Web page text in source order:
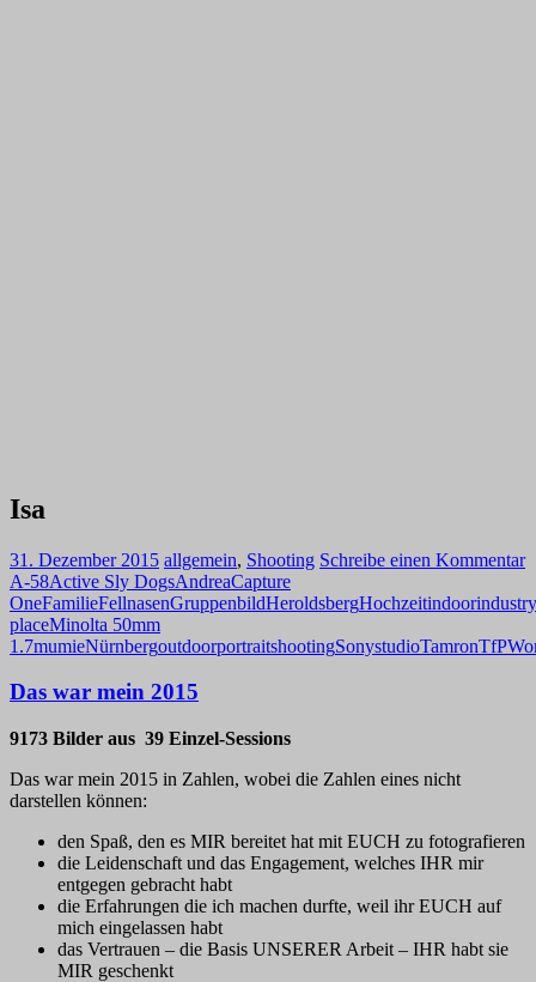
Isa
31. Dezember 2015 allgemein, Shooting Schreibe einen Kommentar
A-58Active Sly DogsAndreaCapture
OneFamilieFellnasenGruppenbildHeroldsbergHochzeitindoorindustry
placeMinolta 50mm
1.7mumieNürnbergoutdoorportraitshootingSonystudioTamronTfP
Das war mein 2015
9173 Bilder aus 39 Einzel-Sessions
Das war mein 2015 in Zahlen, wobei die Zahlen eines nicht
darstellen können:
den Spaß, den es MIR bereitet hat mit EUCH zu fotografieren
die Leidenschaft und das Engagement, welches IHR mir
entgegen gebracht habt
die Erfahrungen die ich machen durfte, weil ihr EUCH auf
mich eingelassen habt
das Vertrauen – die Basis UNSERER Arbeit – IHR habt sie
MIR geschenkt